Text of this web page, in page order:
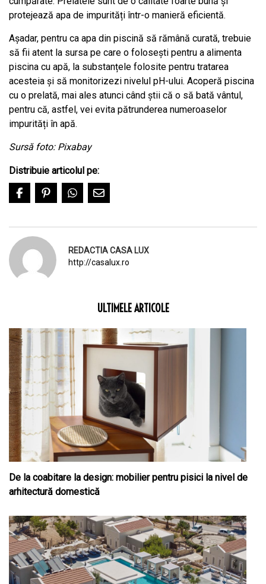
protejează apa de impurități într-o manieră eficientă.
Așadar, pentru ca apa din piscină să rămână curată, trebuie
să fii atent la sursa pe care o folosești pentru a alimenta
piscina cu apă, la substanțele folosite pentru tratarea
acesteia și să monitorizezi nivelul pH-ului. Acoperă piscina
cu o prelată, mai ales atunci când știi că o să bată vântul,
pentru că, astfel, vei evita pătrunderea numeroaselor
impurități în apă.
Sursă foto: Pixabay
Distribuie articolul pe:
REDACTIA CASA LUX
http://casalux.ro
ULTIMELE ARTICOLE
De la coabitare la design: mobilier pentru pisici la nivel de
arhitectură domestică